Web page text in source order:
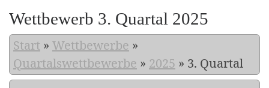
Wettbewerb 3. Quartal 2025
Start » Wettbewerbe »
Quartalswettbewerbe » 2025 » 3. Quartal